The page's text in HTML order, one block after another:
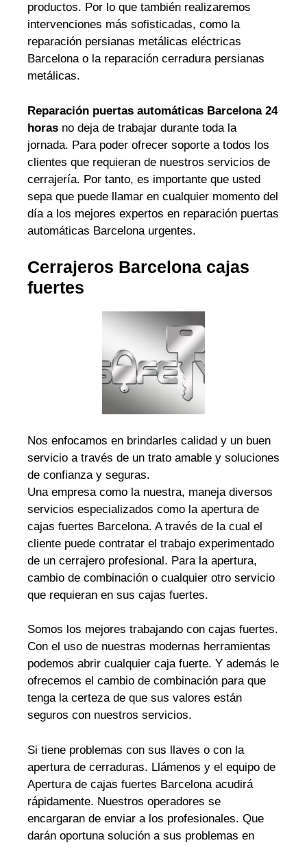
productos. Por lo que también realizaremos
intervenciones más sofisticadas, como la
reparación persianas metálicas eléctricas
Barcelona o la reparación cerradura persianas
metálicas.
Reparación puertas automáticas Barcelona 24
horas no deja de trabajar durante toda la
jornada. Para poder ofrecer soporte a todos los
clientes que requieran de nuestros servicios de
cerrajería. Por tanto, es importante que usted
sepa que puede llamar en cualquier momento del
día a los mejores expertos en reparación puertas
automáticas Barcelona urgentes.
Cerrajeros Barcelona cajas
fuertes
Nos enfocamos en brindarles calidad y un buen
servicio a través de un trato amable y soluciones
de confianza y seguras.
Una empresa como la nuestra, maneja diversos
servicios especializados como la apertura de
cajas fuertes Barcelona. A través de la cual el
cliente puede contratar el trabajo experimentado
de un cerrajero profesional. Para la apertura,
cambio de combinación o cualquier otro servicio
que requieran en sus cajas fuertes.
Somos los mejores trabajando con cajas fuertes.
Con el uso de nuestras modernas herramientas
podemos abrir cualquier caja fuerte. Y además le
ofrecemos el cambio de combinación para que
tenga la certeza de que sus valores están
seguros con nuestros servicios.
Si tiene problemas con sus llaves o con la
apertura de cerraduras. Llámenos y el equipo de
Apertura de cajas fuertes Barcelona acudirá
rápidamente. Nuestros operadores se
encargaran de enviar a los profesionales. Que
darán oportuna solución a sus problemas en